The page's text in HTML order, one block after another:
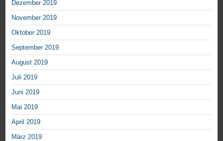
Dezember 2019
November 2019
Oktober 2019
September 2019
August 2019
Juli 2019
Juni 2019
Mai 2019
April 2019
März 2019